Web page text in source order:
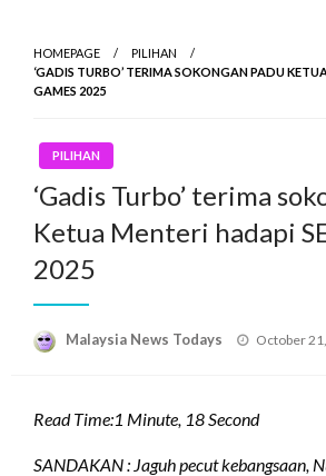
HOMEPAGE
PILIHAN
‘GADIS TURBO’ TERIMA SOKONGAN PADU
GAMES 2025
PILIHAN
‘Gadis Turbo’ terima
Ketua Menteri hadapi
2025
Malaysia News Todays
Posted
October
Read Time:1 Minute, 18 Second
SANDAKAN : Jaguh pecut kebangsaan,